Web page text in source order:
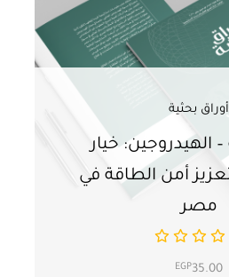
بحثية
الهيدروجين: خيار
أمن الطاقة في
مصر
EGP35.00